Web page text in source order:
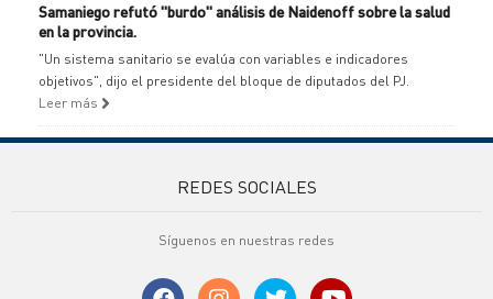
Samaniego refutó "burdo" análisis de Naidenoff sobre la salud
en la provincia.
"Un sistema sanitario se evalúa con variables e indicadores
objetivos", dijo el presidente del bloque de diputados del PJ.
Leer más
REDES SOCIALES
Síguenos en nuestras redes